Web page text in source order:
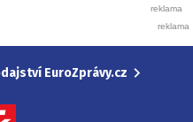
EuroZprávy.cz